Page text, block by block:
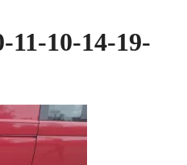
11-10-14-19-